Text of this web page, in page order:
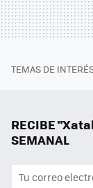
TEMAS DE
RECIBE
SEMANAL